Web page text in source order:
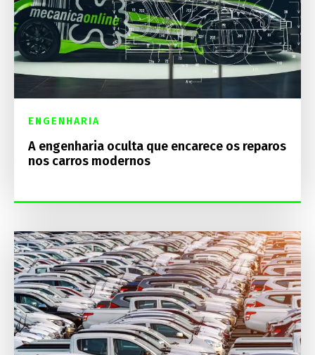
ENGENHARIA
A engenharia oculta que encarece os reparos
nos carros modernos